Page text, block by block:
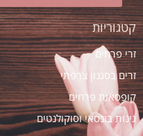
קטגוריות
זרי פרחים
זרים בסגנון צרפתי
קופסאות פרחים
גינות בונסאי וסוקולנטים